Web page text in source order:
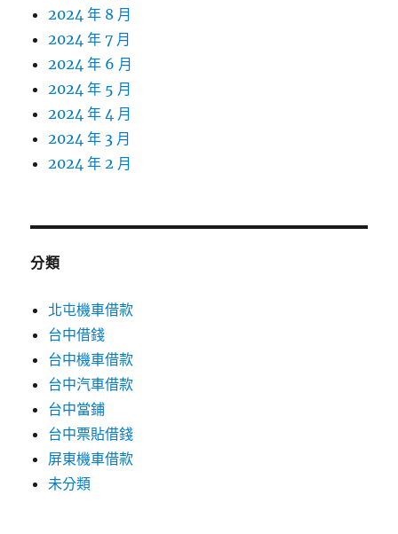
2024 年 8 月
2024 年 7 月
2024 年 6 月
2024 年 5 月
2024 年 4 月
2024 年 3 月
2024 年 2 月
分類
北屯機車借款
台中借錢
台中機車借款
台中汽車借款
台中當鋪
台中票貼借錢
屏東機車借款
未分類